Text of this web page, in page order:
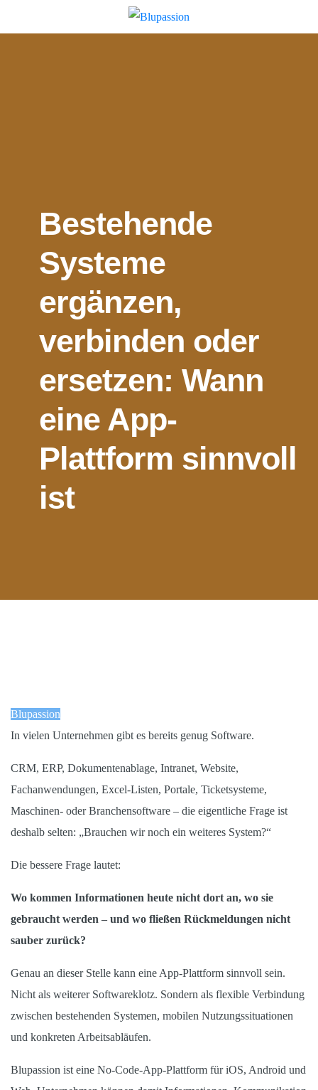
Bestehende
Systeme
ergänzen,
verbinden oder
ersetzen: Wann
eine App-
Plattform sinnvoll
ist
Blupassion
In vielen Unternehmen gibt es bereits genug Software.
CRM, ERP, Dokumentenablage, Intranet, Website,
Fachanwendungen, Excel-Listen, Portale, Ticketsysteme,
Maschinen- oder Branchensoftware – die eigentliche Frage ist
deshalb selten: „Brauchen wir noch ein weiteres System?“
Die bessere Frage lautet:
Wo kommen Informationen heute nicht dort an, wo sie
gebraucht werden – und wo fließen Rückmeldungen nicht
sauber zurück?
Genau an dieser Stelle kann eine App-Plattform sinnvoll sein.
Nicht als weiterer Softwareklotz. Sondern als flexible Verbindung
zwischen bestehenden Systemen, mobilen Nutzungssituationen
und konkreten Arbeitsabläufen.
Blupassion ist eine No-Code-App-Plattform für iOS, Android und